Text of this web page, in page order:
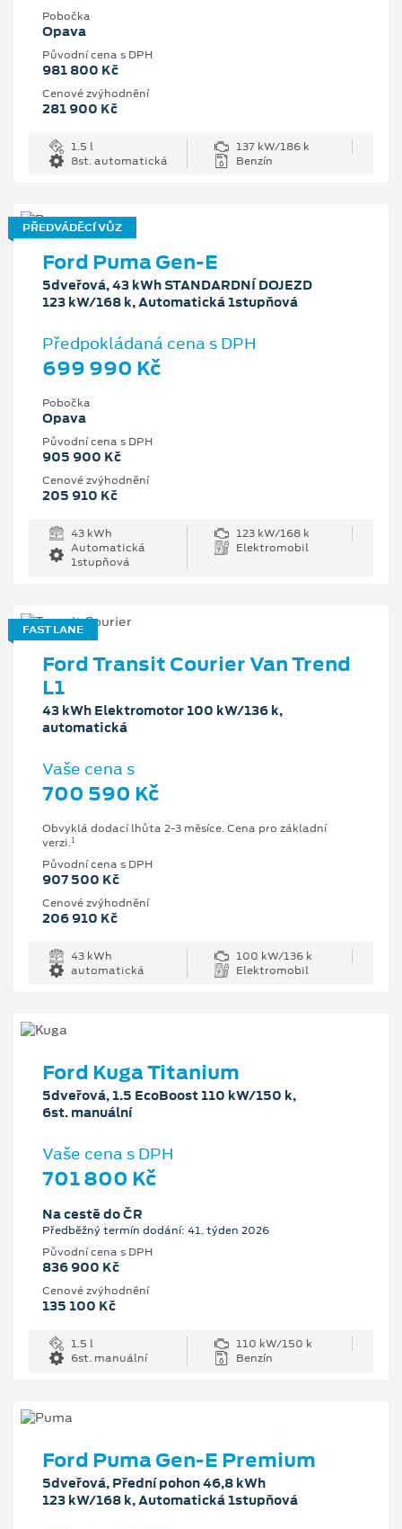
Pobočka
Opava
Původní cena s DPH
981 800 Kč
Cenové zvýhodnění
281 900 Kč
1.5 l
137 kW/186 k
8st. automatická
Benzín
PŘEDVÁDĚCÍ VŮZ
Ford Puma Gen-E
5dveřová, 43 kWh STANDARDNÍ DOJEZD
123 kW/168 k, Automatická 1stupňová
Předpokládaná cena s DPH
699 990 Kč
Pobočka
Opava
Původní cena s DPH
905 900 Kč
Cenové zvýhodnění
205 910 Kč
43 kWh
123 kW/168 k
Automatická
1stupňová
Elektromobil
FAST LANE
Ford Transit Courier Van Trend
L1
43 kWh Elektromotor 100 kW/136 k,
automatická
Vaše cena s
700 590 Kč
Obvyklá dodací lhůta 2-3 měsíce. Cena pro základní
verzi.1
Původní cena s DPH
907 500 Kč
Cenové zvýhodnění
206 910 Kč
43 kWh
100 kW/136 k
automatická
Elektromobil
Ford Kuga Titanium
5dveřová, 1.5 EcoBoost 110 kW/150 k,
6st. manuální
Vaše cena s DPH
701 800 Kč
Na cestě do ČR
Předběžný termín dodání: 41. týden 2026
Původní cena s DPH
836 900 Kč
Cenové zvýhodnění
135 100 Kč
1.5 l
110 kW/150 k
6st. manuální
Benzín
Ford Puma Gen-E Premium
5dveřová, Přední pohon 46,8 kWh
123 kW/168 k, Automatická 1stupňová